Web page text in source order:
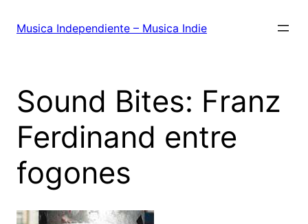
Musica Independiente – Musica Indie
Sound Bites: Franz
Ferdinand entre
fogones